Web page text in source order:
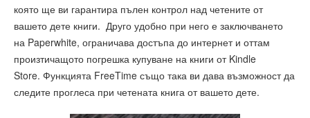
която ще ви гарантира пълен контрол над четените от
вашето дете книги. Друго удобно при него е заключването
на Paperwhite, ограничава достъпа до интернет и оттам
произтичащото погрешка купуване на книги от Kindle
Store. Функцията FreeTime също така ви дава възможност да
следите проглеса при четената книга от вашето дете.